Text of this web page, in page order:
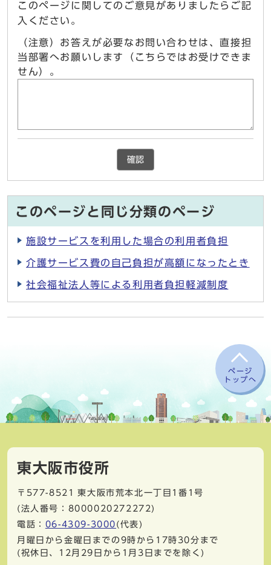
このページに関してのご意見がありましたらご記
入ください。
（注意）お答えが必要なお問い合わせは、直接担
当部署へお願いします（こちらではお受けできま
せん）。
確認
このページと同じ分類のページ
施設サービスを利用した場合の利用者負担
介護サービス費の自己負担が高額になったとき
社会福祉法人等による利用者負担軽減制度
ページ
トップへ
東大阪市役所
〒577-8521
東大阪市荒本北一丁目1番1号
(法人番号：8000020272272)
電話： 06-4309-3000 (代表)
月曜日から金曜日までの9時から17時30分まで
(祝休日、12月29日から1月3日までを除く)